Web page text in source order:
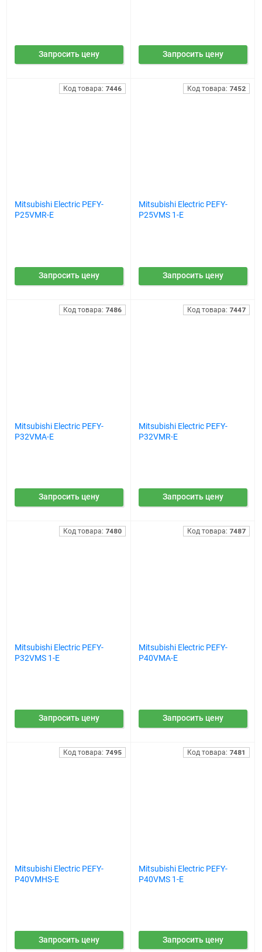
Запросить цену Запросить цену
Код товара: 7446
Mitsubishi Electric PEFY-
P25VMR-E
Запросить цену
Код товара: 7452
Mitsubishi Electric PEFY-
P25VMS 1-E
Запросить цену
Код товара: 7486
Mitsubishi Electric PEFY-
P32VMA-E
Запросить цену
Код товара: 7447
Mitsubishi Electric PEFY-
P32VMR-E
Запросить цену
Код товара: 7480
Mitsubishi Electric PEFY-
P32VMS 1-E
Запросить цену
Код товара: 7487
Mitsubishi Electric PEFY-
P40VMA-E
Запросить цену
Код товара: 7495
Mitsubishi Electric PEFY-
P40VMHS-E
Запросить цену
Код товара: 7481
Mitsubishi Electric PEFY-
P40VMS 1-E
Запросить цену